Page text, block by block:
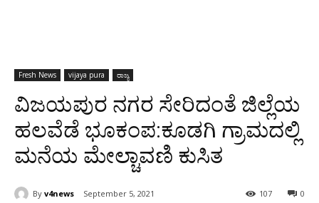
Fresh News vijaya pura ರಾಜ್ಯ
ವಿಜಯಪುರ ನಗರ ಸೇರಿದಂತೆ ಜಿಲ್ಲೆಯ
ಹಲವೆಡೆ ಭೂಕಂಪ:ಕೂಡಗಿ ಗ್ರಾಮದಲ್ಲಿ
ಮನೆಯ ಮೇಲ್ಚಾವಣಿ ಕುಸಿತ
By v4news September 5, 2021 0
107